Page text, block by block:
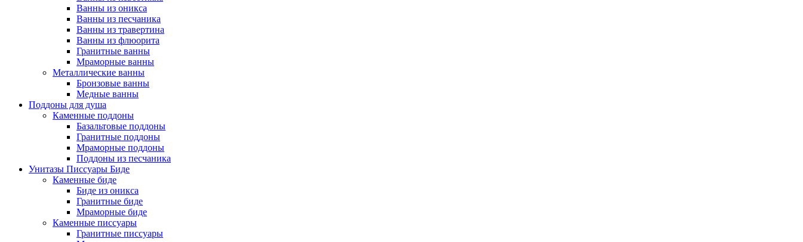
Ванны из оникса
Ванны из песчаника
Ванны из травертина
Ванны из флюорита
Гранитные ванны
Мраморные ванны
Металлические ванны
Бронзовые ванны
Медные ванны
Поддоны для душа
Каменные поддоны
Базальтовые поддоны
Гранитные поддоны
Мраморные поддоны
Поддоны из песчаника
Унитазы Писсуары Биде
Каменные биде
Биде из оникса
Гранитные биде
Мраморные биде
Каменные писсуары
Гранитные писсуары